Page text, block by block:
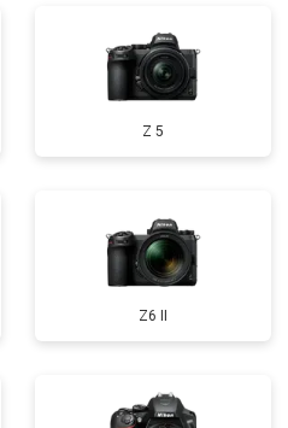
Z 5
Z6 II